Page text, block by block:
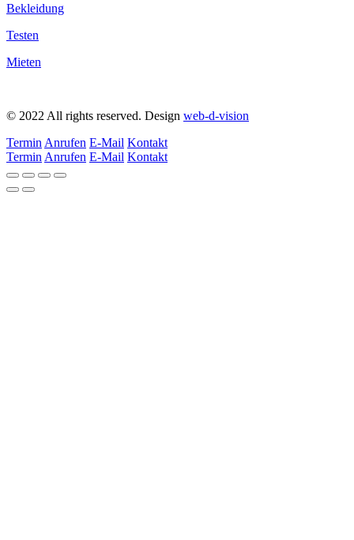
Bekleidung
Testen
Mieten
© 2022 All rights reserved​. Design web-d-vision
Termin Anrufen E-Mail Kontakt
Termin Anrufen E-Mail Kontakt